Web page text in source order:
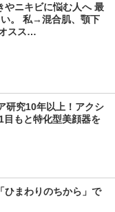
やニキビに悩む人へ 最
。 私→混合肌、顎下
スス…
研究10年以上！アクシ
目もと特化型美顔器を
ひまわりのちから」で